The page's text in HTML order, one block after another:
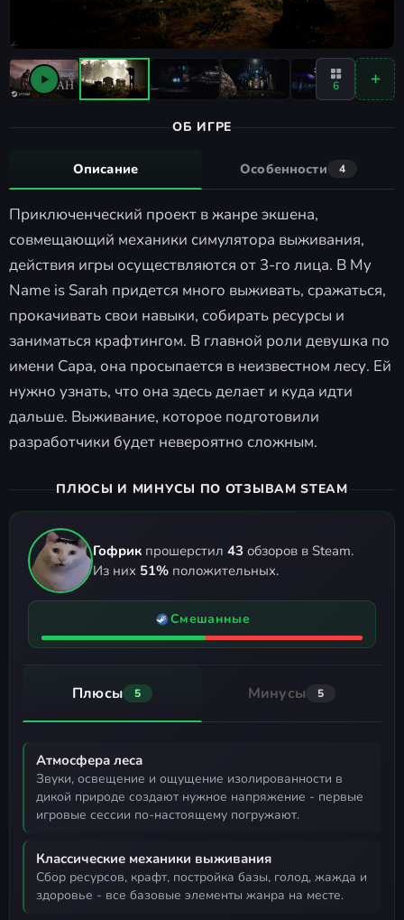
6
ОБ ИГРЕ
Описание Особенности 4
Приключенческий проект в жанре экшена,
совмещающий механики симулятора выживания,
действия игры осуществляются от 3-го лица. В My
Name is Sarah придется много выживать, сражаться,
прокачивать свои навыки, собирать ресурсы и
заниматься крафтингом. В главной роли девушка по
имени Сара, она просыпается в неизвестном лесу. Ей
нужно узнать, что она здесь делает и куда идти
дальше. Выживание, которое подготовили
разработчики будет невероятно сложным.
ПЛЮСЫ И МИНУСЫ ПО ОТЗЫВАМ STEAM
Гофрик прошерстил 43 обзоров в Steam.
Из них 51% положительных.
Смешанные
Плюсы 5 Минусы 5
Атмосфера леса
звуки, освещение и ощущение изолированности в
дикой природе создают нужное напряжение - первые
игровые сессии по-настоящему погружают.
Классические механики выживания
сбор ресурсов, крафт, постройка базы, голод, жажда и
здоровье - все базовые элементы жанра на месте.